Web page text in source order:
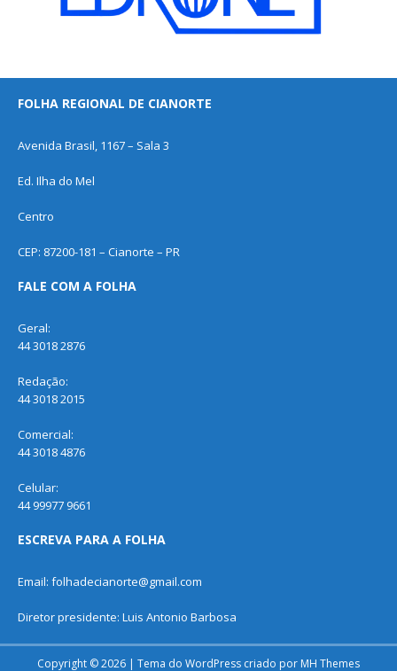
FOLHA REGIONAL DE CIANORTE
Avenida Brasil, 1167 – Sala 3
Ed. Ilha do Mel
Centro
CEP: 87200-181 – Cianorte – PR
FALE COM A FOLHA
Geral:
44 3018 2876
Redação:
44 3018 2015
Comercial:
44 3018 4876
Celular:
44 99977 9661
ESCREVA PARA A FOLHA
Email: folhadecianorte@gmail.com
Diretor presidente: Luis Antonio Barbosa
Copyright © 2026 | Tema do WordPress criado por MH Themes